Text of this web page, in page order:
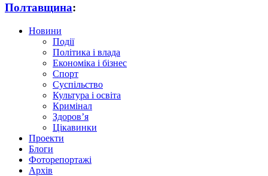
Полтавщина:
Новини
Події
Політика і влада
Економіка і бізнес
Спорт
Суспільство
Культура і освіта
Кримінал
Здоров’я
Цікавинки
Проекти
Блоги
Фоторепортажі
Архів